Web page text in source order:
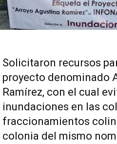
Solicitaron recursos
proyecto denominado
Ramírez, con el cual
inundaciones en las
fraccionamientos
colonia del mismo